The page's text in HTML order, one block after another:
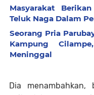
Masyarakat
Teluk Naga Dalam
Seorang Pria
Kampung
Meninggal
Dia